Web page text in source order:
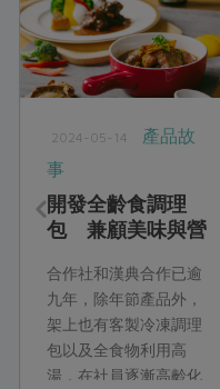
2024-05-14
產品故
事
開發全齡食調理
包 兼顧美味與營
合作社和漢典合作已逾
九年，除年節產品外，
架上也有客製冷凍調理
包以及全食物利用高
湯，在社員逐漸高齡化